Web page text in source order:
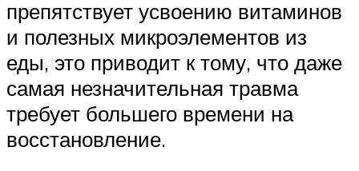
препятствует усвоению витаминов
и полезных микроэлементов из
еды, это приводит к тому, что даже
самая незначительная травма
требует большего времени на
восстановление.